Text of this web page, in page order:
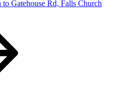
Gatehouse Rd, Falls Church